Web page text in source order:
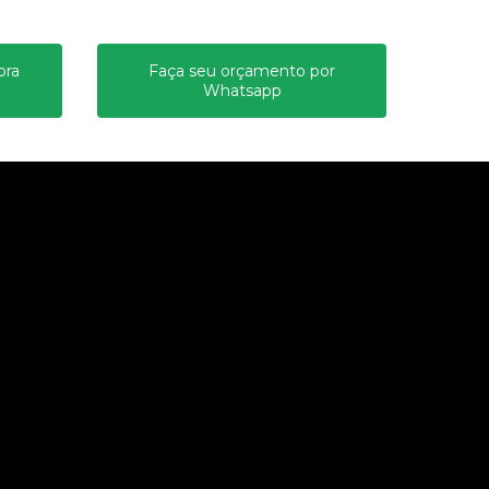
Faça seu orçamento por
Whatsapp